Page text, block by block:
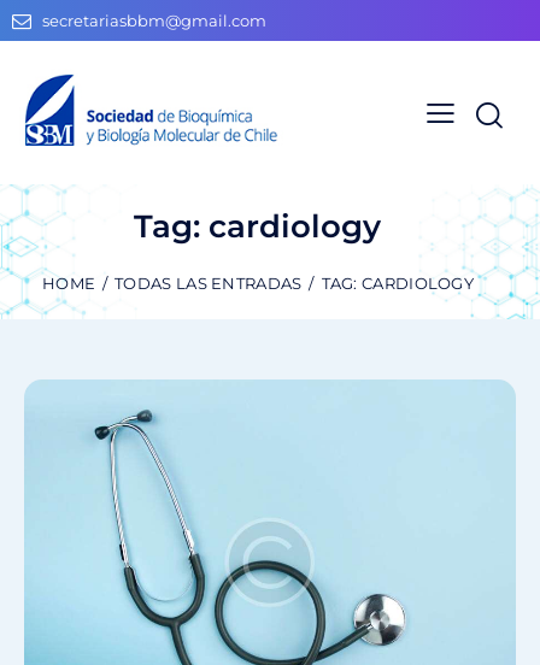
secretariasbbm@gmail.com
Tag: cardiology
HOME TODAS LAS ENTRADAS TAG: CARDIOLOGY